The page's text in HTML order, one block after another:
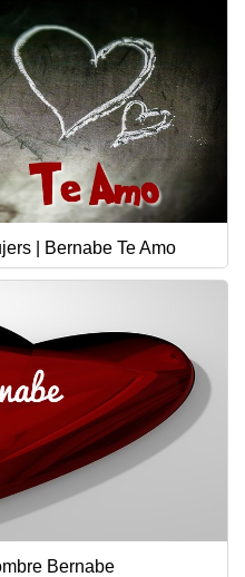
| Bernabe Te Amo
Bernabe